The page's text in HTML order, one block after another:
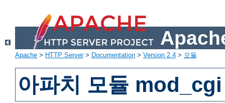
Apache > HTTP Server> Documentation > Version 2.4 > 모듈
아파치 모듈 mod_cgi